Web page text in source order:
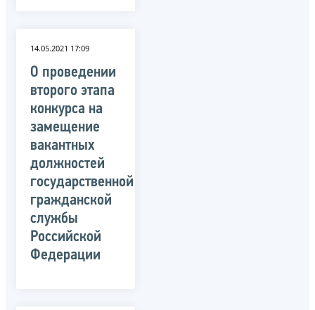
14.05.2021 17:09
О проведении
второго этапа
конкурса на
замещение
вакантных
должностей
государственной
гражданской
службы
Российской
Федерации